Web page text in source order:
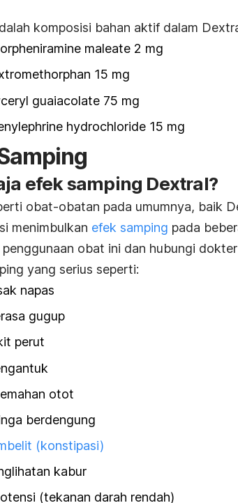
komposisi bahan aktif dalam
maleate 2 mg
15 mg
guaiacolate 75 mg
hydrochloride 15 mg
efek samping Dextral?
obat-obatan pada umumnya, baik
menimbulkan efek samping pada
obat ini dan hubungi
yang serius seperti:
napas
gugup
perut
otot
berdengung
(konstipasi)
kabur
(tekanan darah rendah)